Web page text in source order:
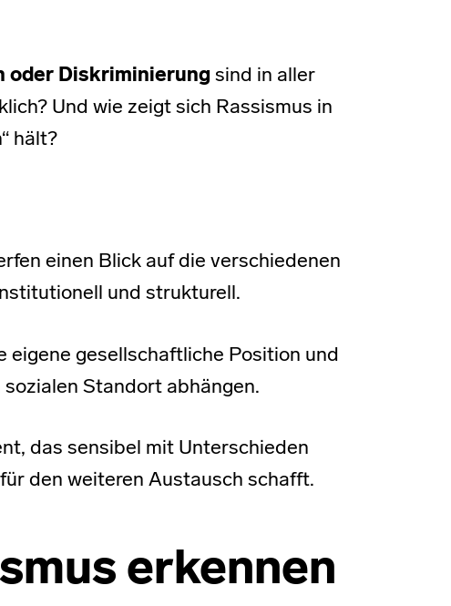
oder Diskriminierung sind in aller
Und wie zeigt sich Rassismus in
hält?
einen Blick auf die verschiedenen
und strukturell.
eigene gesellschaftliche Position und
Standort abhängen.
das sensibel mit Unterschieden
den weiteren Austausch schafft.
erkennen